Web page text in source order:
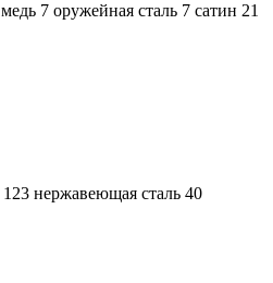
медь 7 оружейная сталь 7 сатин 21
123 нержавеющая сталь 40